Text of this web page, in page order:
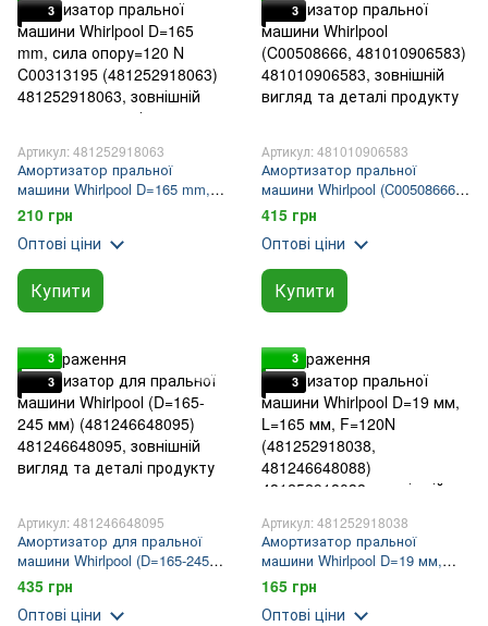
3
Артикул: 481252918063
Амортизатор пральної
машини Whirlpool D=165 mm,
сила опору=120 N C00313195
(481252918063)
210 грн
Оптові ціни
Купити
3
Артикул: 481010906583
Амортизатор пральної
машини Whirlpool (C00508666,
481010906583)
415 грн
Оптові ціни
Купити
3
3
Артикул: 481246648095
Амортизатор для пральної
машини Whirlpool (D=165-245
мм) (481246648095)
435 грн
Оптові ціни
3
3
Артикул: 481252918038
Амортизатор пральної
машини Whirlpool D=19 мм,
L=165 мм, F=120N
(481252918038, 481246648088)
165 грн
Оптові ціни